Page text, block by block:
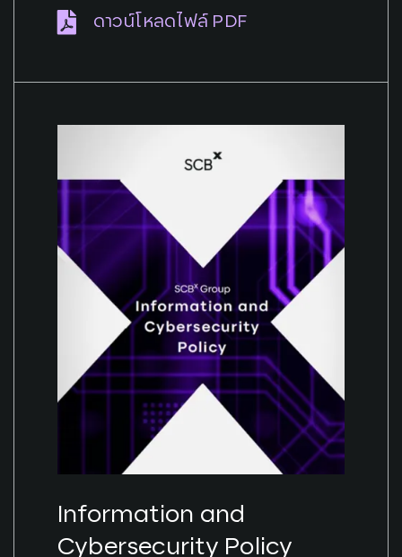
ดาวน์โหลดไฟล์ PDF
Information and
Cybersecurity Policy